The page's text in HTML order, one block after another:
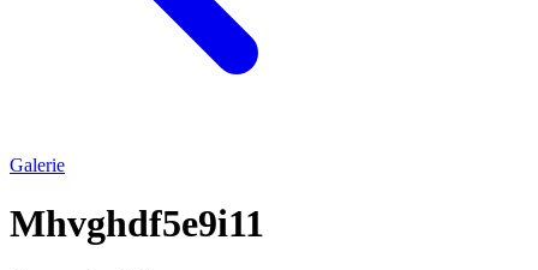
Galerie
Mhvghdf5e9i11